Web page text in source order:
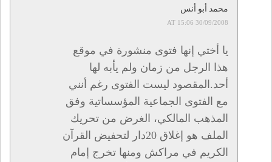
محمد أبو أنس
30/09/2008 AT 15:06
يا أختي إنها فتوى منشورة في موقع
هذا الرجل من زمان ولم يأبه لها
أحد.المقصود ليست الفتوى رغم أنني
مع الفتوى الجماعية المؤسساتية وفق
المذهب المالكي، الغرض من تحريك
الملف هو إغلاق 20دار لتحفيض القرآن
الكريم في مراكش ومنها تخرج إمام